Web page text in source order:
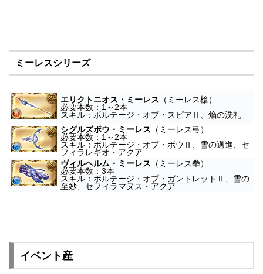
ミーレスシリーズ
エリクトニオス・ミーレス （ミーレス槍）
必要本数：1～2本
スキル：ボルテージ・オブ・スピアⅡ、焔の洗礼
シグルズボウ・ミーレス （ミーレス弓）
必要本数：1～2本
スキル：ボルテージ・オブ・ボウⅡ、雪の邁進、セ
フィラレギオ・アクア
ヴィルヘルム・ミーレス （ミーレス拳）
必要本数：3本
スキル：ボルテージ・オブ・ガントレットⅡ、雪の
至妙、セフィラマヌス・アクア
イベント産